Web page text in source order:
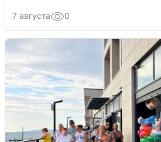
7 августа 0